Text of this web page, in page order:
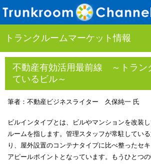
トランクルームマーケット情報
不動産有効活用最前線 ～トラン
ているビル～
筆者：不動産ビジネスライター 久保純一 氏
ビルインタイプとは、ビルやマンションを改装
ルームを指します。管理スタッフが常駐してい
り、屋外設置のコンテナタイプに比べ整ったセ
アピールポイントとなっています。もうひとつ